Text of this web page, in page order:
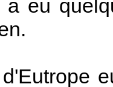
a eu